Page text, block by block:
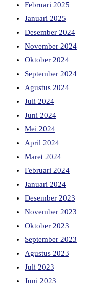
Februari 2025
Januari 2025
Desember 2024
November 2024
Oktober 2024
September 2024
Agustus 2024
Juli 2024
Juni 2024
Mei 2024
April 2024
Maret 2024
Februari 2024
Januari 2024
Desember 2023
November 2023
Oktober 2023
September 2023
Agustus 2023
Juli 2023
Juni 2023